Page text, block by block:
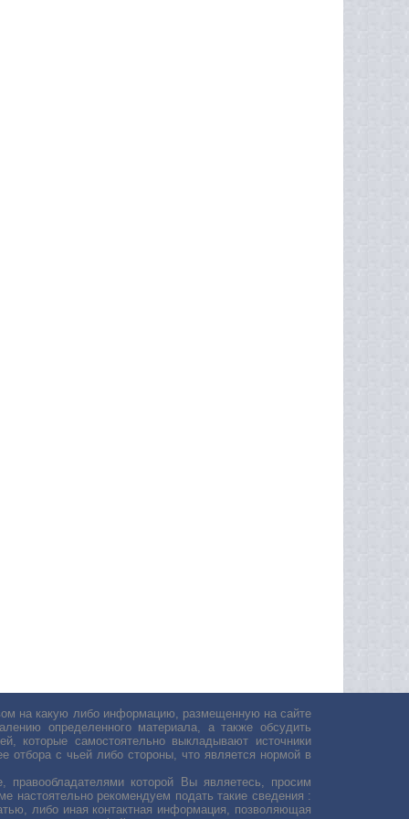
на какую либо информацию, размещенную на сайте
определенного материала, а также обсудить
которые самостоятельно выкладывают источники
отбора с чьей либо стороны, что является нормой в
которой Вы являетесь, просим
настоятельно рекомендуем подать такие сведения :
либо иная контактная информация, позволяющая